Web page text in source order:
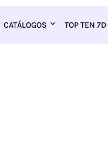
CATÁLOGOS TOP TEN 7D